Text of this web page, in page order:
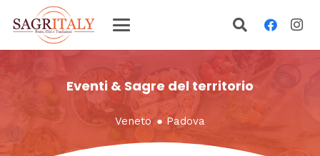
Eventi & Sagre del territorio
Veneto ● Padova